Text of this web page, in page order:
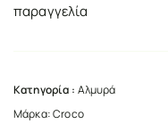
παραγγελία
Κατηγορία : Αλμυρά
Μάρκα:Croco